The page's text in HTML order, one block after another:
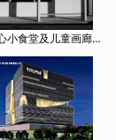
小食堂及儿童画廊…